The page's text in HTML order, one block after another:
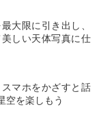
大限に引き出し、
しい天体写真に仕
マホをかざすと話
空を楽しもう